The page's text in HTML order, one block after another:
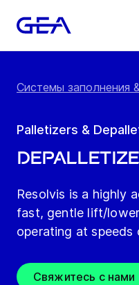
Системы заполнения
Palletizers &
Resolvis is a highly
fast, gentle lift/
operating at speeds
Свяжитесь с нами